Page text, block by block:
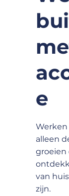
e
alleen
groeien
van
zijn.